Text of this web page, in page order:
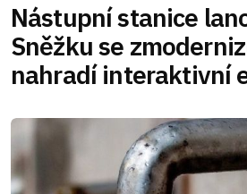
Nástupní stanice
Sněžku se
nahradí interaktivní